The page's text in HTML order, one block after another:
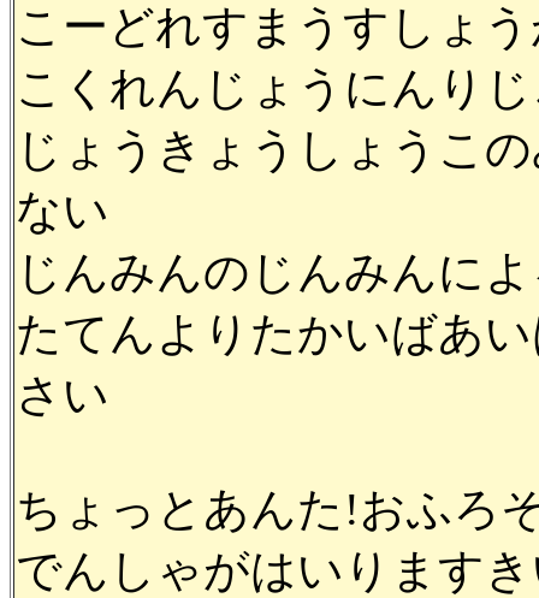
こーどれすまうすしょ
こくれんじょうにんり
じょうきょうしょうこ
ない
じんみんのじんみんに
たてんよりたかいばあ
さい
ちょっとあんた!おふろ
でんしゃがはいります